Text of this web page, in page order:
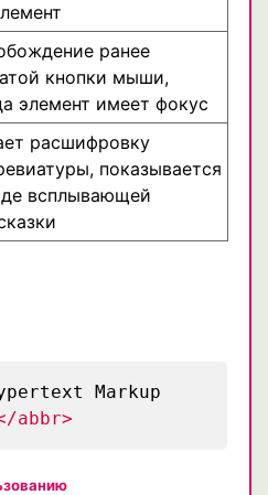
ранее
кнопки мыши,
элемент имеет фокус
расшифровку
показывается
всплывающей
Markup
abbr>